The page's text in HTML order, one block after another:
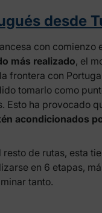
desde
con comienzo
más realizado, el
frontera con
tomarlo como
Esto ha provocado
acondicionados
de rutas, esta
en 6 etapas,
tanto.